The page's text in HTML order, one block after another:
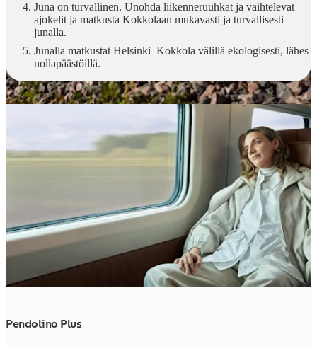
Juna on turvallinen. Unohda liikenneruuhkat ja vaihtelevat
ajokelit ja matkusta Kokkolaan mukavasti ja turvallisesti
junalla.
Junalla matkustat Helsinki–Kokkola välillä ekologisesti, lähes
nollapäästöillä.
Pendolino Plus